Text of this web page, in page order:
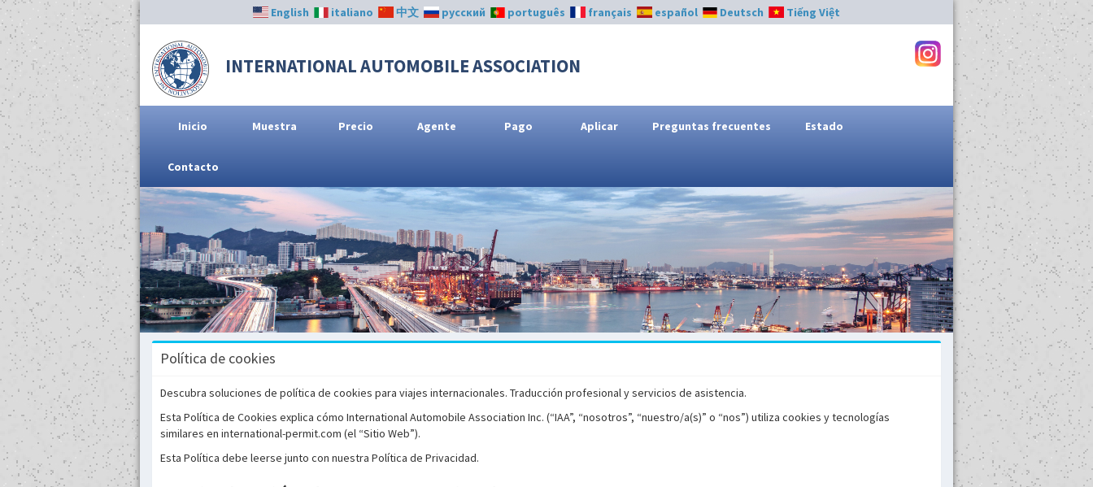
INTERNATIONAL AUTOMOBILE ASSOCIATION
English italiano 中文 русский português français español Deutsch Tiếng Việt
Inicio Muestra Precio Agente Pago Aplicar Preguntas frecuentes Estado
Contacto
Política de cookies
Descubra soluciones de política de cookies para viajes internacionales. Traducción profesional y servicios de asistencia.
Esta Política de Cookies explica cómo International Automobile Association Inc. (“IAA”, “nosotros”, “nuestro/a(s)” o “nos”) utiliza cookies y tecnologías
similares en international-permit.com (el “Sitio Web”).
Esta Política debe leerse junto con nuestra Política de Privacidad.